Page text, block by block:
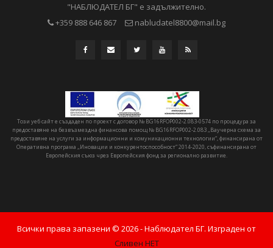
"НАБЛЮДАТЕЛ БГ" е задължително.
+359 888 646 867
nabludatel8800@mail.bg
Този уеб сайт е създаден по проект с договор № BG16RFOP002-2.083-0574 по процедура за
предоставяне на безвъзмездна финансова помощ № BG16RFOP002-2.083 „Ваучерна схема за
предоставяне на услуги за информационни и комуникационни технологии“, финансирана от
Оперативна програма „Иновации и конкурентоспособност“ 2014-2020, съфинансирана от
Европейския съюз чрез Европейския фонд за регионално развитие.
Всички права запазени © 2026- Наблюдател БГ. Изграден от
Сливен НЕТ